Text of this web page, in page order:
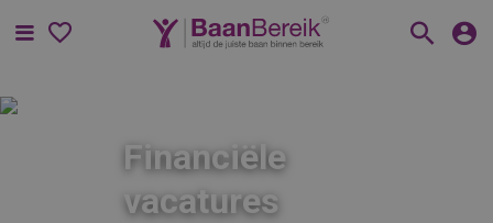
Menu
Financiële
vacatures